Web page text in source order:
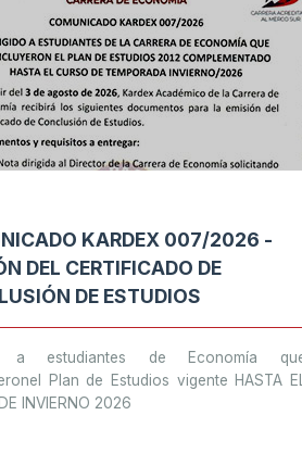
KARDEX 007/2026 -
DEL CERTIFICADO DE
DE ESTUDIOS
a estudiantes de Economía
Plan de Estudios vigente HASTA
INVIERNO 2026